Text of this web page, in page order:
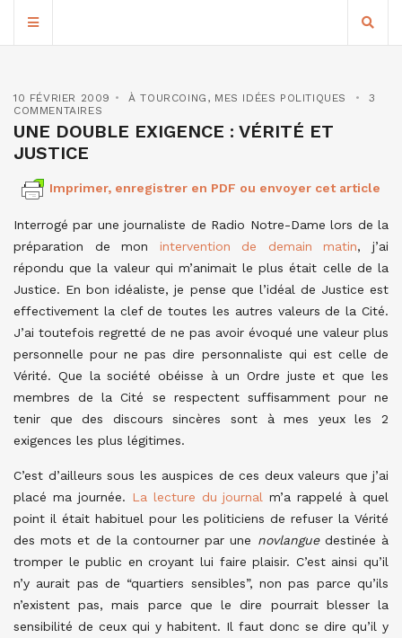
10 FÉVRIER 2009 À TOURCOING , MES IDÉES POLITIQUES
3
COMMENTAIRES
UNE DOUBLE EXIGENCE : VÉRITÉ ET
JUSTICE
Imprimer, enregistrer en PDF ou envoyer cet article
Interrogé par une journaliste de Radio Notre-Dame lors de la
préparation de mon intervention de demain matin, j’ai
répondu que la valeur qui m’animait le plus était celle de la
Justice. En bon idéaliste, je pense que l’idéal de Justice est
effectivement la clef de toutes les autres valeurs de la Cité.
J’ai toutefois regretté de ne pas avoir évoqué une valeur plus
personnelle pour ne pas dire personnaliste qui est celle de
Vérité. Que la société obéisse à un Ordre juste et que les
membres de la Cité se respectent suffisamment pour ne
tenir que des discours sincères sont à mes yeux les 2
exigences les plus légitimes.
C’est d’ailleurs sous les auspices de ces deux valeurs que j’ai
placé ma journée. La lecture du journal m’a rappelé à quel
point il était habituel pour les politiciens de refuser la Vérité
des mots et de la contourner par une novlangue destinée à
tromper le public en croyant lui faire plaisir. C’est ainsi qu’il
n’y aurait pas de “quartiers sensibles”, non pas parce qu’ils
n’existent pas, mais parce que le dire pourrait blesser la
sensibilité de ceux qui y habitent. Il faut donc se dire qu’il y